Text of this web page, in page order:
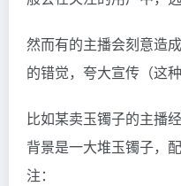
然而有的主播会刻意造
的错觉，夸大宣传（这
比如某卖玉镯子的主播
背景是一大堆玉镯子，
注：